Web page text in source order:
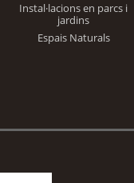
Instal·lacions en parcs i
jardins
Espais Naturals